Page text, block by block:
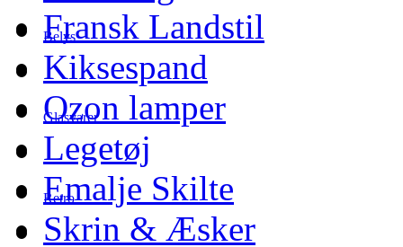
Belys
Glasvarer
Retro
Fransk Landstil
Kiksespand
Ozon lamper
Legetøj
Emalje Skilte
Skrin & Æsker